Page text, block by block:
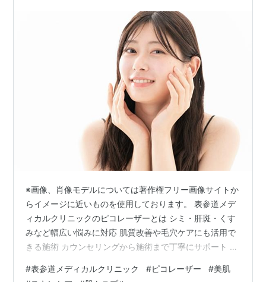
※画像、肖像モデルについては著作権フリー画像サイトか
らイメージに近いものを使用しております。 表参道メデ
ィカルクリニックのピコレーザーとは シミ・肝斑・くす
みなど幅広い悩みに対応 肌質改善や毛穴ケアにも活用で
きる施術 カウンセリングから施術まで丁寧にサポート 美
項/プライバシーポリシー こんにちは！ ビューティーブ
#表参道メディカルクリニック #ピコレーザー #美肌